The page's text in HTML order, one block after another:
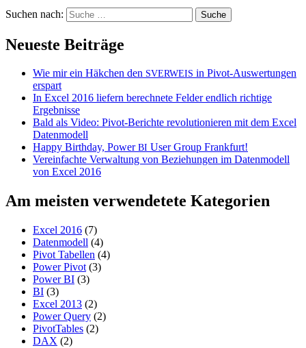
Suchen nach:
Neueste Beiträge
Wie mir ein Häkchen den SVERWEIS in Pivot-Auswertungen
erspart
In Excel 2016 liefern berechnete Felder endlich richtige
Ergebnisse
Bald als Video: Pivot-Berichte revolutionieren mit dem Excel
Datenmodell
Happy Birthday, PowerBI User Group Frankfurt!
Vereinfachte Verwaltung von Beziehungen im Datenmodell
von Excel 2016
Am meisten verwendetete Kategorien
Excel 2016 (7)
Datenmodell (4)
Pivot Tabellen (4)
Power Pivot (3)
Power BI (3)
BI (3)
Excel 2013 (2)
Power Query (2)
PivotTables (2)
DAX (2)